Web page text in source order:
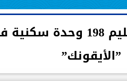
”عامر جروب” تبدأ تسليم 198
”الأيقونك”